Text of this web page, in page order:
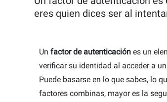
eres quien dices ser al
Unfactor de autenticación es un
verificar su identidad al acceder a
Puede basarse en lo que sabes, lo
factores combinas, mayor es la